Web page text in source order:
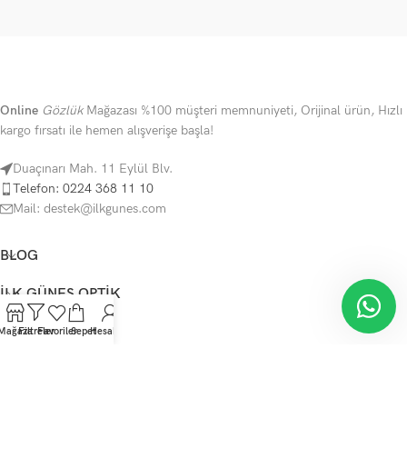
Online GözlükMağazası %100 müşteri memnuniyeti, Orijinal ürün, Hızlı
kargo fırsatı ile hemen alışverişe başla!
Duaçınarı Mah. 11 Eylül Blv.
Telefon: 0224 368 11 10
Mail: destek@ilkgunes.com
BLOG
İLK GÜNEŞ OPTIK
YARDIM
FiltrelerFavorilerSepetHesabım